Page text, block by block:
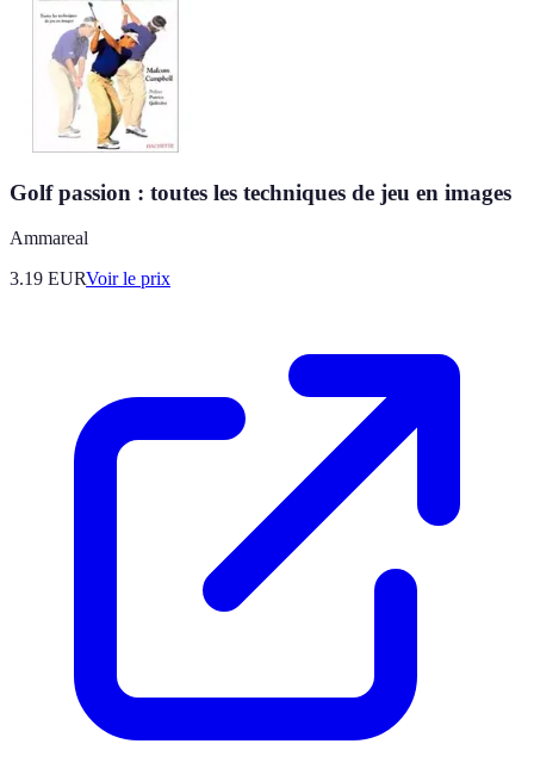
Golf passion : toutes les techniques de jeu en images
Ammareal
3.19 EURVoir le prix